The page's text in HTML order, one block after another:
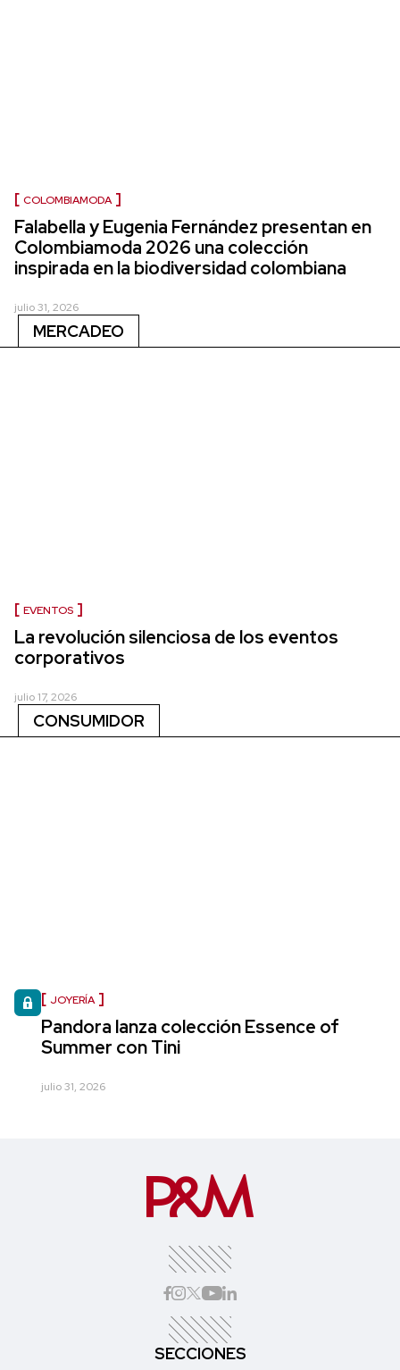
COLOMBIAMODA
Falabella y Eugenia Fernández presentan en
Colombiamoda 2026 una colección
inspirada en la biodiversidad colombiana
julio 31, 2026
MERCADEO
EVENTOS
La revolución silenciosa de los eventos
corporativos
julio 17, 2026
CONSUMIDOR
JOYERÍA
Pandora lanza colección Essence of
Summer con Tini
julio 31, 2026
SECCIONES